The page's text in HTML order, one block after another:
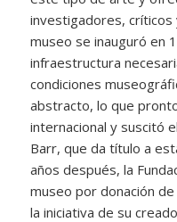
investigadores, críticos
museo se inauguró en
infraestructura
condiciones
abstracto, lo que
internacional y suscitó
Barr, que da título a
años después, la
museo por donación
la iniciativa de su